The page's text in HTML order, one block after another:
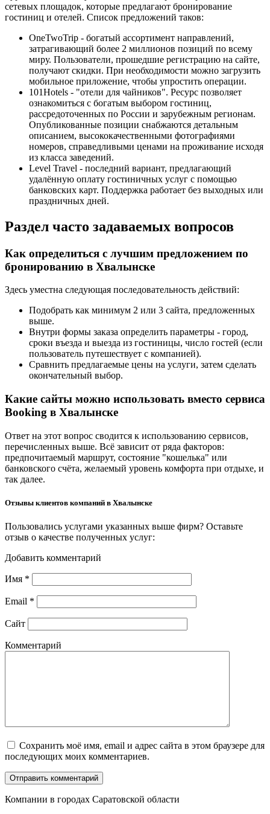
сетевых площадок, которые предлагают бронирование
гостиниц и отелей. Список предложений таков:
OneTwoTrip - богатый ассортимент направлений,
затрагивающий более 2 миллионов позиций по всему
миру. Пользователи, прошедшие регистрацию на сайте,
получают скидки. При необходимости можно загрузить
мобильное приложение, чтобы упростить операции.
101Hotels - "отели для чайников". Ресурс позволяет
ознакомиться с богатым выбором гостиниц,
рассредоточенных по России и зарубежным регионам.
Опубликованные позиции снабжаются детальным
описанием, высококачественными фотографиями
номеров, справедливыми ценами на проживание исходя
из класса заведений.
Level Travel - последний вариант, предлагающий
удалённую оплату гостиничных услуг с помощью
банковских карт. Поддержка работает без выходных или
праздничных дней.
Раздел часто задаваемых вопросов
Как определиться с лучшим предложением по
бронированию в Хвалынске
Здесь уместна следующая последовательность действий:
Подобрать как минимум 2 или 3 сайта, предложенных
выше.
Внутри формы заказа определить параметры - город,
сроки въезда и выезда из гостиницы, число гостей (если
пользователь путешествует с компанией).
Сравнить предлагаемые цены на услуги, затем сделать
окончательный выбор.
Какие сайты можно использовать вместо сервиса
Booking в Хвалынске
Ответ на этот вопрос сводится к использованию сервисов,
перечисленных выше. Всё зависит от ряда факторов:
предпочитаемый маршрут, состояние "кошелька" или
банковского счёта, желаемый уровень комфорта при отдыхе, и
так далее.
Отзывы клиентов компаний в Хвалынске
Пользовались услугами указанных выше фирм? Оставьте
отзыв о качестве полученных услуг:
Добавить комментарий
Имя *
Email *
Сайт
Комментарий
Сохранить моё имя, email и адрес сайта в этом браузере для
последующих моих комментариев.
Компании в городах Саратовской области